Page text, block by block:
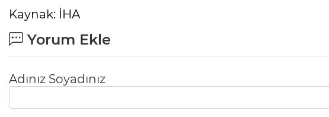
Kaynak: İHA
Yorum Ekle
Adınız Soyadınız